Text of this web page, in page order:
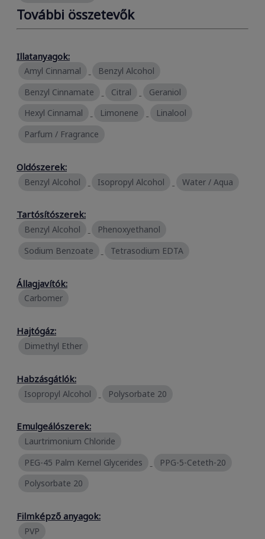
További összetevők
Illatanyagok:
Amyl Cinnamal
Benzyl Alcohol
Benzyl Cinnamate
Citral
Geraniol
Hexyl Cinnamal
Limonene
Linalool
Parfum / Fragrance
Oldószerek:
Benzyl Alcohol Isopropyl Alcohol Water / Aqua
Tartósítószerek:
Benzyl Alcohol
Phenoxyethanol
Sodium Benzoate
Tetrasodium EDTA
Állagjavítók:
Carbomer
Hajtógáz:
Dimethyl Ether
Habzásgátlók:
Isopropyl Alcohol Polysorbate 20
Emulgeálószerek:
Laurtrimonium Chloride
PEG-45 Palm Kernel Glycerides
PPG-5-Ceteth-20
Polysorbate 20
Filmképző anyagok:
PVP